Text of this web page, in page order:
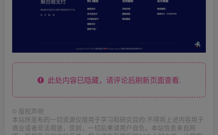
此处内容已隐藏，请评论后刷新页面查看.
© 版权声明
本站所发布的一切资源仅限用于学习和研究目的;不得将上述内容用于
商业或者非法用途，否则，一切后果请用户自负。本站信息来自网